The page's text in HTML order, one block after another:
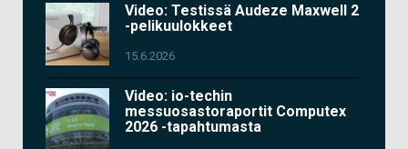
Video: Testissä Audeze Maxwell 2
-pelikuulokkeet
15.6.2026
Video: io-techin
messuosastoraportit Computex
2026 -tapahtumasta